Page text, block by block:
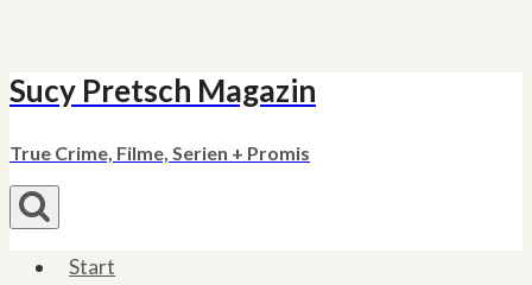
Zum
springen
Sucy Pretsch Magazin
True Crime, Filme, Serien + Promis
Start